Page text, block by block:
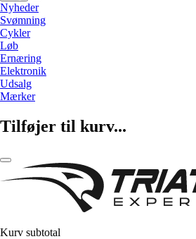
Nyheder
Svømning
Cykler
Løb
Ernæring
Elektronik
Udsalg
Mærker
Tilføjer til kurv...
Kurv subtotal